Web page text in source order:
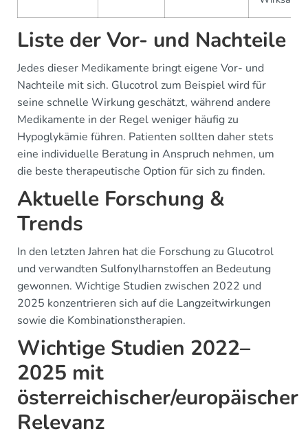
Liste der Vor- und Nachteile
Jedes dieser Medikamente bringt eigene Vor- und
Nachteile mit sich. Glucotrol zum Beispiel wird für
seine schnelle Wirkung geschätzt, während andere
Medikamente in der Regel weniger häufig zu
Hypoglykämie führen. Patienten sollten daher stets
eine individuelle Beratung in Anspruch nehmen, um
die beste therapeutische Option für sich zu finden.
Aktuelle Forschung &
Trends
In den letzten Jahren hat die Forschung zu Glucotrol
und verwandten Sulfonylharnstoffen an Bedeutung
gewonnen. Wichtige Studien zwischen 2022 und
2025 konzentrieren sich auf die Langzeitwirkungen
sowie die Kombinationstherapien.
Wichtige Studien 2022–
2025 mit
österreichischer/europäischer
Relevanz